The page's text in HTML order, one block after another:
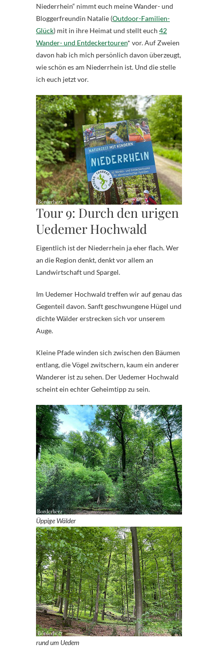
Niederrhein“ nimmt euch meine Wander- und
Bloggerfreundin Natalie (Outdoor-Familien-
Glück) mit in ihre Heimat und stellt euch 42
Wander- und Entdeckertouren* vor. Auf Zweien
davon hab ich mich persönlich davon überzeugt,
wie schön es am Niederrhein ist. Und die stelle
ich euch jetzt vor.
Tour 9: Durch den urigen
Uedemer Hochwald
Eigentlich ist der Niederrhein ja eher flach. Wer
an die Region denkt, denkt vor allem an
Landwirtschaft und Spargel.
Im Uedemer Hochwald treffen wir auf genau das
Gegenteil davon. Sanft geschwungene Hügel und
dichte Wälder erstrecken sich vor unserem
Auge.
Kleine Pfade winden sich zwischen den Bäumen
entlang, die Vögel zwitschern, kaum ein anderer
Wanderer ist zu sehen. Der Uedemer Hochwald
scheint ein echter Geheimtipp zu sein.
Üppige Wälder
rund um Uedem